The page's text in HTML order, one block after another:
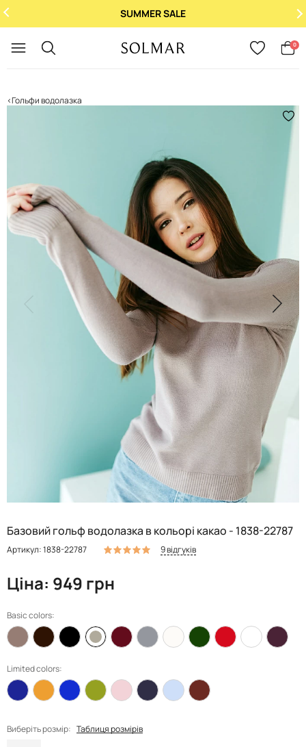
SUMMER SALE
0
Гольфи водолазка
Базовий гольф водолазка в кольорі какао - 1838-22787
Артикул: 1838-22787 9 відгуків
Ціна: 949 грн
Basic colors:
Limited colors:
Виберіть розмір: Таблиця розмірів